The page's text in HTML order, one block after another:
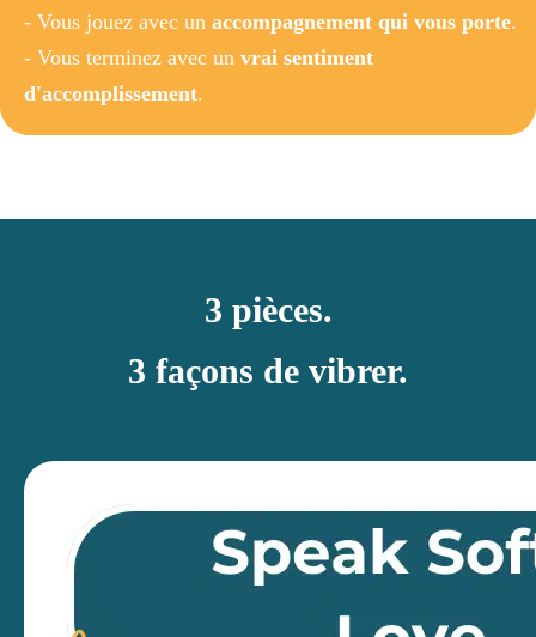
- Vous jouez avec un accompagnement qui vous porte.
- Vous terminez avec un vrai sentiment
d'accomplissement.
3 pièces.
3 façons de vibrer.